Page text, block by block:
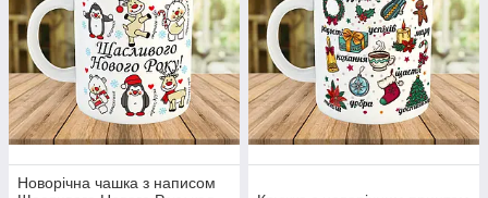
Новорічна чашка з написом